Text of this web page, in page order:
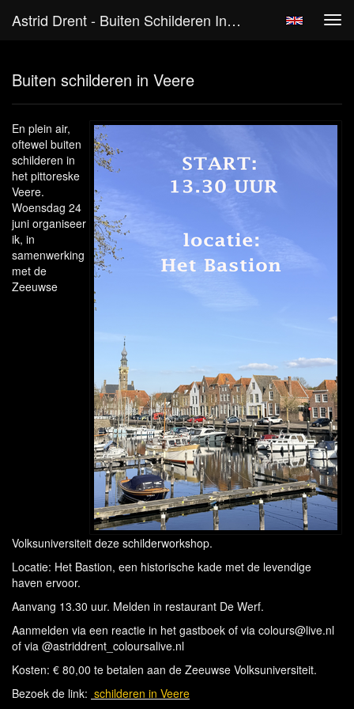
Astrid Drent - Buiten Schilderen In Veere
Buiten schilderen in Veere
En plein air,
oftewel buiten
schilderen in
het pittoreske
Veere.
Woensdag 24
juni organiseer
ik, in
samenwerking
met de
Zeeuwse
Volksuniversiteit deze schilderworkshop.
Locatie: Het Bastion, een historische kade met de levendige
haven ervoor.
Aanvang 13.30 uur. Melden in restaurant De Werf.
Aanmelden via een reactie in het gastboek of via colours@live.nl
of via @astriddrent_coloursalive.nl
Kosten: € 80,00 te betalen aan de Zeeuwse Volksuniversiteit.
Bezoek de link: schilderen in Veere